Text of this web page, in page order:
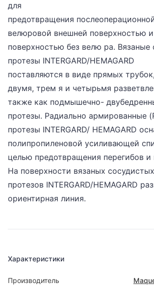
для
предотвращения
велюровой внешней поверхностью
поверхностью без велю ра. Вязаные
протезы INTERGARD/HEMAGARD
поставляются в виде прямых
двумя, трем я и четырьмя
также как подмышечно-
протезы. Радиально армированные
протезы INTERGARD/ HEMAGARD
полипропиленовой усиливающей
целью предотвращения перегибов и
На поверхности вязаных сосудистых
протезов INTERGARD/HEMAGARD
ориентирная линия.
Характеристики
Производитель